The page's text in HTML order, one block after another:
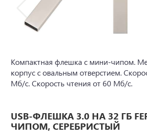
Компактная флешка с мини-чипом.
корпус с овальным отверстием.
Мб/с. Скорость чтения от 60 Мб/с.
USB-ФЛЕШКА 3.0 НА 32 ГБ
ЧИПОМ, СЕРЕБРИСТЫЙ